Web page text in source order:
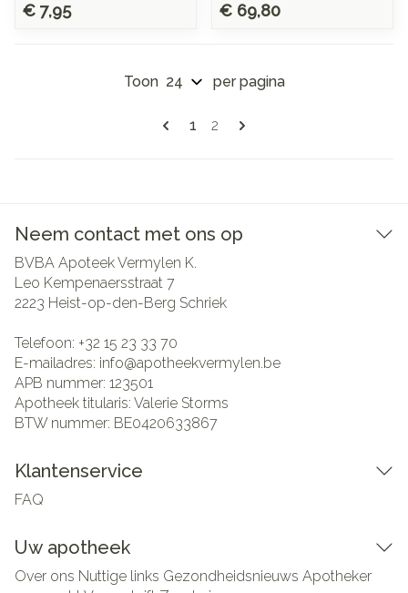
€ 7,95 € 69,80
Pagina's
U lees momenteel pagina
1 Pagina
2
Toon per pagina
Neem contact met ons op
BVBA Apoteek Vermylen K.
Leo Kempenaersstraat 7
2223 Heist-op-den-Berg Schriek
Telefoon: +32 15 23 33 70
E-mailadres: info@apotheekvermylen.be
APB nummer: 123501
Apotheek titularis: Valerie Storms
BTW nummer: BE0420633867
Klantenservice
FAQ
Uw apotheek
Over ons Nuttige links Gezondheidsnieuws Apotheker